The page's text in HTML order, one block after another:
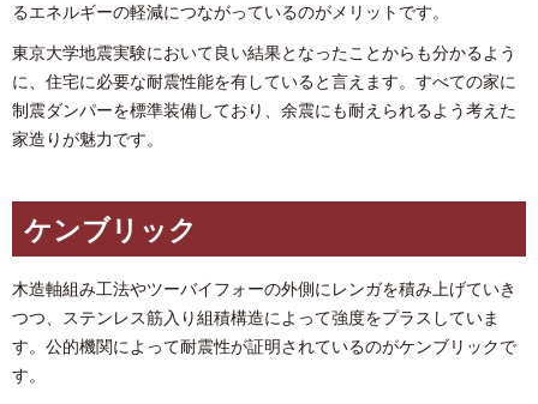
るエネルギーの軽減につながっているのがメリットです。
東京大学地震実験において良い結果となったことからも分かるよう
に、住宅に必要な耐震性能を有していると言えます。すべての家に
制震ダンパーを標準装備しており、余震にも耐えられるよう考えた
家造りが魅力です。
ケンブリック
木造軸組み工法やツーバイフォーの外側にレンガを積み上げていき
つつ、ステンレス筋入り組積構造によって強度をプラスしていま
す。公的機関によって耐震性が証明されているのがケンブリックで
す。